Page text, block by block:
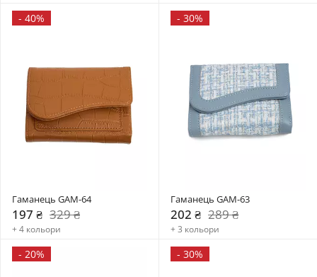
- 40%
Гаманець GAM-64
197 ₴ 329 ₴
+ 4 кольори
- 30%
Гаманець GAM-63
202 ₴ 289 ₴
+ 3 кольори
- 20% - 30%